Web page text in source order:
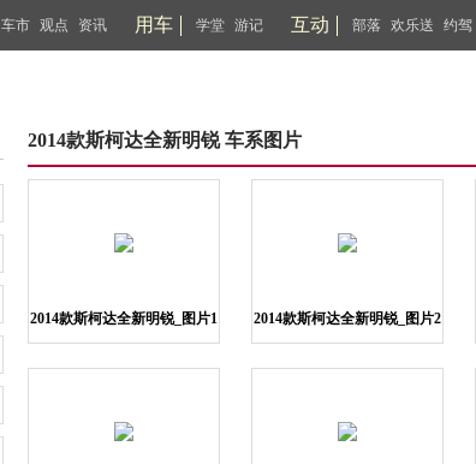
车市 观点 资讯 用车 学堂 游记 互动 部落 欢乐送 约驾
2014款斯柯达全新明锐 车系图片
2014款斯柯达全新明锐_图片1 2014款斯柯达全新明锐_图片2